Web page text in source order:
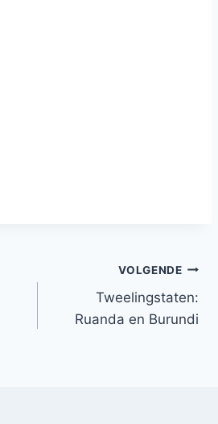
VOLGENDE
Tweelingstaten:
Ruanda en Burundi